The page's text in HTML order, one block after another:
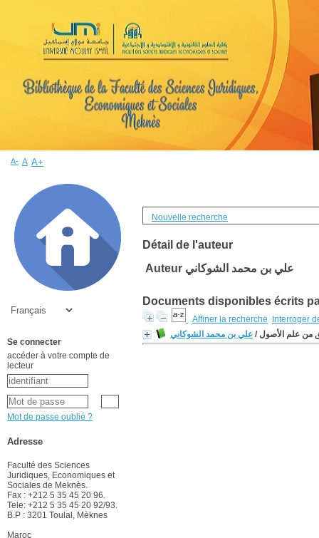
Nouvelle recherche
Détail de l'auteur
Auteur علي بن محمد الشوكاني
Documents disponibles écrits
Affiner la recherche
Interroger
من علم الأصول / علي بن محمد الشوكاني
A- A A+
Se connecter
accéder à votre compte de
lecteur
Mot de passe oublié ?
Adresse
Faculté des Sciences
Juridiques, Economiques et
Sociales de Meknès.
Fax : +212 5 35 45 20 96.
Tele: +212 5 35 45 20 92/93.
B.P : 3201 Toulal, Mèknes
Maroc